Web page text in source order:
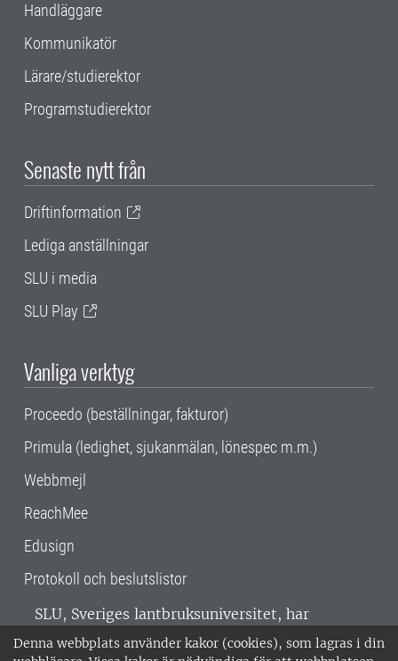
Denna webbplats använder kakor (cookies), som lagras i din
Handläggare
Kommunikatör
Lärare/studierektor
Programstudierektor
Senaste nytt från
Driftinformation
Lediga anställningar
SLU i media
SLU Play
Vanliga verktyg
Proceedo (beställningar, fakturor)
Primula (ledighet, sjukanmälan, lönespec m.m.)
Webbmejl
ReachMee
Edusign
Protokoll och beslutslistor
SLU, Sveriges lantbruksuniversitet, har
verksamhet över hela Sverige. Huvudorter är
Alnarp, Uppsala och Umeå.SLU är